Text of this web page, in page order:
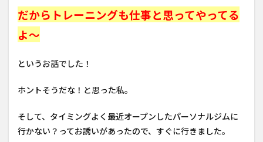
だからトレーニングも仕事と思ってやってる
よ～
というお話でした！
ホントそうだな！と思った私。
そして、タイミングよく最近オープンしたパーソナルジムに
行かない？ってお誘いがあったので、すぐに行きました。